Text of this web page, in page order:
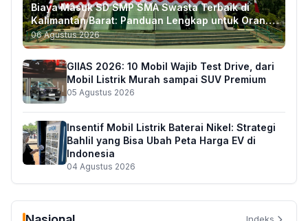
Biaya Masuk SD SMP SMA Swasta Terbaik di
Kalimantan Barat: Panduan Lengkap untuk Orang
Tua
06 Agustus 2026
GIIAS 2026: 10 Mobil Wajib Test Drive, dari
Mobil Listrik Murah sampai SUV Premium
05 Agustus 2026
Insentif Mobil Listrik Baterai Nikel: Strategi
Bahlil yang Bisa Ubah Peta Harga EV di
Indonesia
04 Agustus 2026